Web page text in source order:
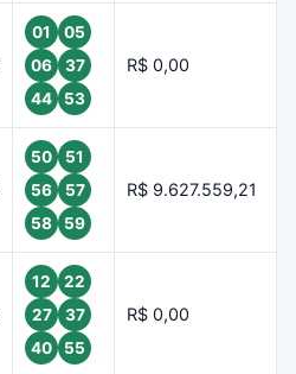
01
05
06
37
44
53
R$ 0,00
50
51
56
57
58
59
R$ 9.627.559,21
12
22
27
37
40
55
R$ 0,00